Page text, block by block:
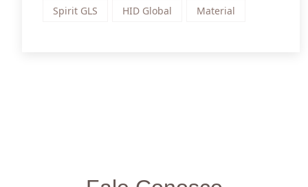
Spirit GLS HID Global Material